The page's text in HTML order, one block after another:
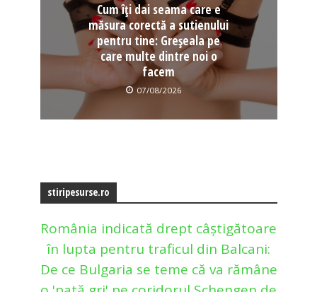
Cum îți dai seama care e
măsura corectă a sutienului
pentru tine: Greșeala pe
care multe dintre noi o
facem
07/08/2026
stiripesurse.ro
România indicată drept câștigătoare
în lupta pentru traficul din Balcani:
De ce Bulgaria se teme că va rămâne